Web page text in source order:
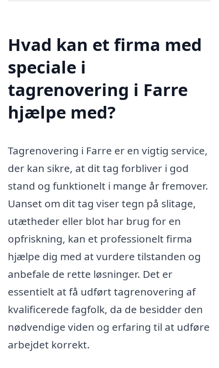
Hvad kan et firma med
speciale i
tagrenovering i Farre
hjælpe med?
Tagrenovering i Farre er en vigtig service,
der kan sikre, at dit tag forbliver i god
stand og funktionelt i mange år fremover.
Uanset om dit tag viser tegn på slitage,
utætheder eller blot har brug for en
opfriskning, kan et professionelt firma
hjælpe dig med at vurdere tilstanden og
anbefale de rette løsninger. Det er
essentielt at få udført tagrenovering af
kvalificerede fagfolk, da de besidder den
nødvendige viden og erfaring til at udføre
arbejdet korrekt.